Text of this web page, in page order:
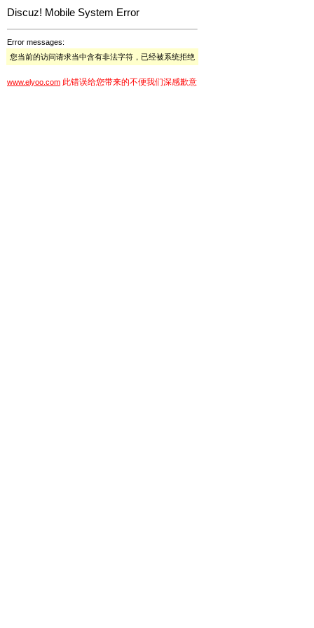
Discuz! Mobile System Error
Error messages:
您当前的访问请求当中含有非法字符，已经被系统拒绝
www.elyoo.com 此错误给您带来的不便我们深感歉意